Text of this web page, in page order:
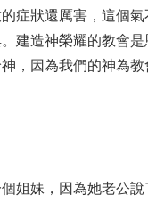
症狀還厲害，這個
建造神榮耀的教會
，因為我們的神為
姐妹，因為她老公